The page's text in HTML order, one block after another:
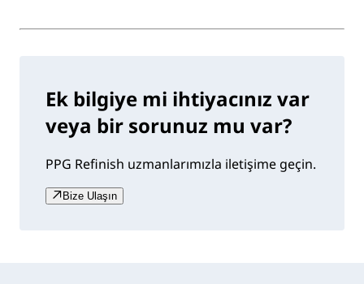
Ek bilgiye mi ihtiyacınız var
veya bir sorunuz mu var?
PPG Refinish uzmanlarımızla iletişime geçin.
Bize Ulaşın